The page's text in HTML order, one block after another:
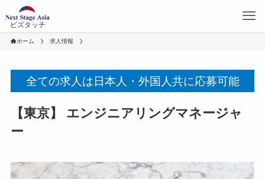
ビズタッチ
ホーム 求人情報
全ての求人は日本人・外国人共に応募可能
【東京】 エンジニアリングマネージャ
ー